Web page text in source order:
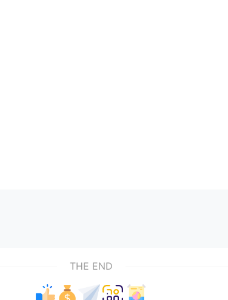
THE END